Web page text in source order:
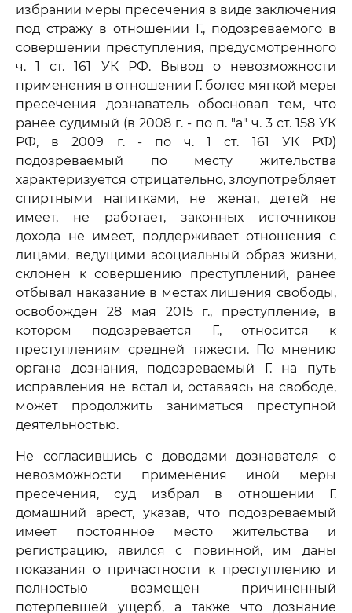
избрании меры пресечения в виде заключения
под стражу в отношении Г., подозреваемого в
совершении преступления, предусмотренного
ч. 1 ст. 161 УК РФ. Вывод о невозможности
применения в отношении Г. более мягкой меры
пресечения дознаватель обосновал тем, что
ранее судимый (в 2008 г. - по п. "а" ч. 3 ст. 158 УК
РФ, в 2009 г. - по ч. 1 ст. 161 УК РФ)
подозреваемый по месту жительства
характеризуется отрицательно, злоупотребляет
спиртными напитками, не женат, детей не
имеет, не работает, законных источников
дохода не имеет, поддерживает отношения с
лицами, ведущими асоциальный образ жизни,
склонен к совершению преступлений, ранее
отбывал наказание в местах лишения свободы,
освобожден 28 мая 2015 г., преступление, в
котором подозревается Г., относится к
преступлениям средней тяжести. По мнению
органа дознания, подозреваемый Г. на путь
исправления не встал и, оставаясь на свободе,
может продолжить заниматься преступной
деятельностью.
Не согласившись с доводами дознавателя о
невозможности применения иной меры
пресечения, суд избрал в отношении Г.
домашний арест, указав, что подозреваемый
имеет постоянное место жительства и
регистрацию, явился с повинной, им даны
показания о причастности к преступлению и
полностью возмещен причиненный
потерпевшей ущерб, а также что дознание